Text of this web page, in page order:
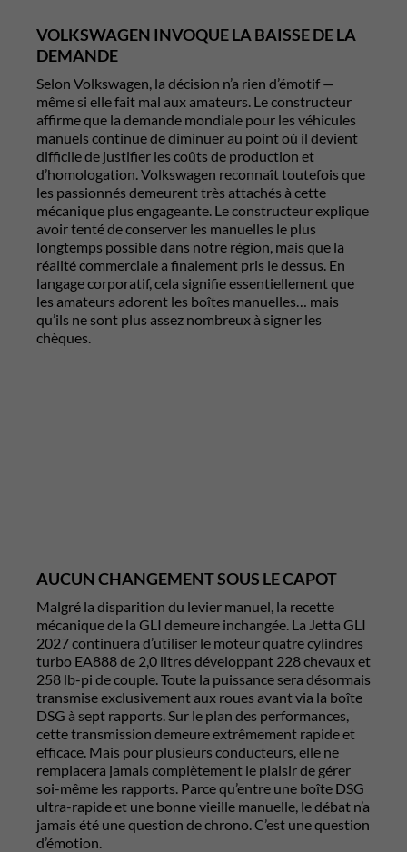
VOLKSWAGEN INVOQUE LA BAISSE DE LA
DEMANDE
Selon Volkswagen, la décision n’a rien d’émotif —
même si elle fait mal aux amateurs. Le constructeur
affirme que la demande mondiale pour les véhicules
manuels continue de diminuer au point où il devient
difficile de justifier les coûts de production et
d’homologation. Volkswagen reconnaît toutefois que
les passionnés demeurent très attachés à cette
mécanique plus engageante. Le constructeur explique
avoir tenté de conserver les manuelles le plus
longtemps possible dans notre région, mais que la
réalité commerciale a finalement pris le dessus. En
langage corporatif, cela signifie essentiellement que
les amateurs adorent les boîtes manuelles… mais
qu’ils ne sont plus assez nombreux à signer les
chèques.
AUCUN CHANGEMENT SOUS LE CAPOT
Malgré la disparition du levier manuel, la recette
mécanique de la GLI demeure inchangée. La Jetta GLI
2027 continuera d’utiliser le moteur quatre cylindres
turbo EA888 de 2,0 litres développant 228 chevaux et
258 lb-pi de couple. Toute la puissance sera désormais
transmise exclusivement aux roues avant via la boîte
DSG à sept rapports. Sur le plan des performances,
cette transmission demeure extrêmement rapide et
efficace. Mais pour plusieurs conducteurs, elle ne
remplacera jamais complètement le plaisir de gérer
soi-même les rapports. Parce qu’entre une boîte DSG
ultra-rapide et une bonne vieille manuelle, le débat n’a
jamais été une question de chrono. C’est une question
d’émotion.